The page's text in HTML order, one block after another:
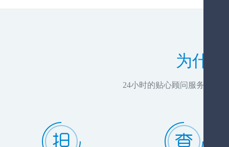
为什
24小时的贴心顾问服务，推